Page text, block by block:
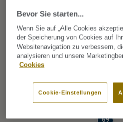
77
39
69
Bevor Sie starten...
Wenn Sie auf „Alle Cookies
der Speicherung von Cookies auf
Websitenavigation zu verbessern,
analysieren und unsere
Cookies
Cookie-Einstellungen